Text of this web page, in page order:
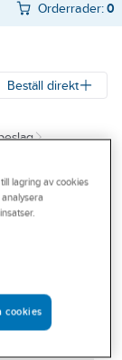
Orderrader:0
Beställ direkt
och
A
A VL
lagring av cookies
cookies